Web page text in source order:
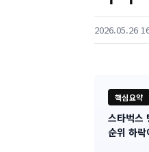
2026.05.26
핵심요약
기
스타벅스
순위 하